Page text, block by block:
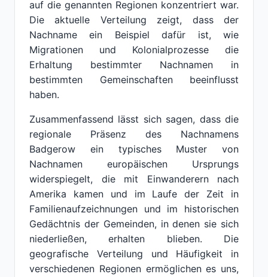
auf die genannten Regionen konzentriert war.
Die aktuelle Verteilung zeigt, dass der
Nachname ein Beispiel dafür ist, wie
Migrationen und Kolonialprozesse die
Erhaltung bestimmter Nachnamen in
bestimmten Gemeinschaften beeinflusst
haben.
Zusammenfassend lässt sich sagen, dass die
regionale Präsenz des Nachnamens
Badgerow ein typisches Muster von
Nachnamen europäischen Ursprungs
widerspiegelt, die mit Einwanderern nach
Amerika kamen und im Laufe der Zeit in
Familienaufzeichnungen und im historischen
Gedächtnis der Gemeinden, in denen sie sich
niederließen, erhalten blieben. Die
geografische Verteilung und Häufigkeit in
verschiedenen Regionen ermöglichen es uns,